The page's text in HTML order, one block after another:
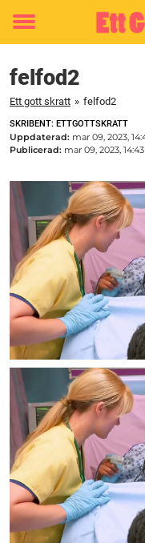
Toggle
felfod2
Ett gott skratt » felfod2
SKRIBENT: ETTGOTTSKRATT
Uppdaterad: mar 09, 2023,
Publicerad: mar 09, 2023, 14:43